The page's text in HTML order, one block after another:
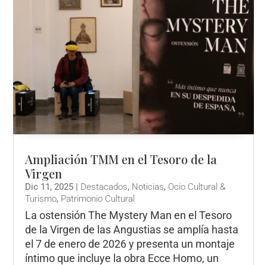
Ampliación TMM en el Tesoro de la
Virgen
Dic 11, 2025 | Destacados, Noticias, Ocio Cultural &
Turismo, Patrimonio Cultural
La ostensión The Mystery Man en el Tesoro
de la Virgen de las Angustias se amplía hasta
el 7 de enero de 2026 y presenta un montaje
íntimo que incluye la obra Ecce Homo, un